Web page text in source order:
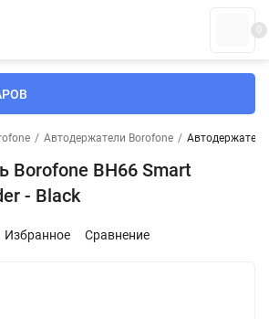
0
/ Автодержатели Borofone /
Borofone BH66 Smart
- Black
Избранное Сравнение